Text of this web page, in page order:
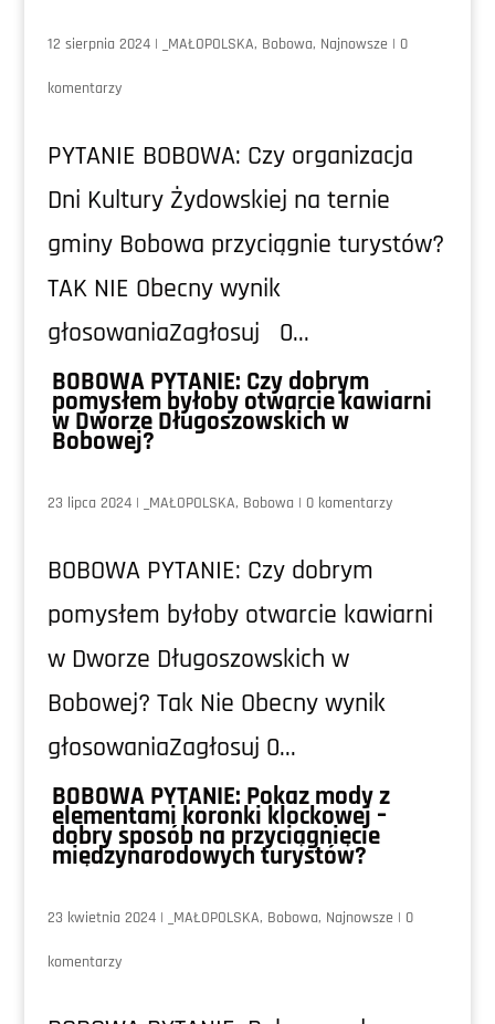
12 sierpnia 2024| _MAŁOPOLSKA, Bobowa, Najnowsze | 0
komentarzy
PYTANIE BOBOWA: Czy organizacja
Dni Kultury Żydowskiej na ternie
gminy Bobowa przyciągnie turystów?
TAK NIE Obecny wynik
głosowaniaZagłosuj 0...
BOBOWA PYTANIE: Czy dobrym
pomysłem byłoby otwarcie kawiarni
w Dworze Długoszowskich w
Bobowej?
23 lipca 2024| _MAŁOPOLSKA, Bobowa | 0 komentarzy
BOBOWA PYTANIE: Czy dobrym
pomysłem byłoby otwarcie kawiarni
w Dworze Długoszowskich w
Bobowej? Tak Nie Obecny wynik
głosowaniaZagłosuj 0...
BOBOWA PYTANIE: Pokaz mody z
elementami koronki klockowej –
dobry sposób na przyciągnięcie
międzynarodowych turystów?
23 kwietnia 2024| _MAŁOPOLSKA, Bobowa, Najnowsze | 0
komentarzy